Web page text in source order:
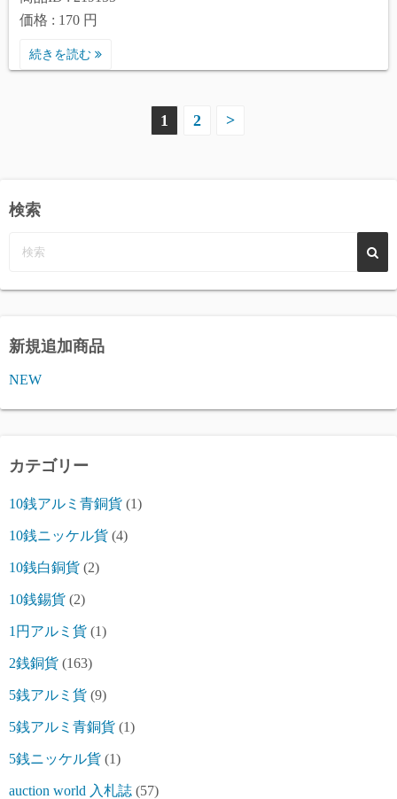
価格 : 170 円
続きを読む
ペ
ー
ジ
1 2 >
検索
新規追加商品
NEW
カテゴリー
10銭アルミ青銅貨 (1)
10銭ニッケル貨 (4)
10銭白銅貨 (2)
10銭錫貨 (2)
1円アルミ貨 (1)
2銭銅貨 (163)
5銭アルミ貨 (9)
5銭アルミ青銅貨 (1)
5銭ニッケル貨 (1)
auction world 入札誌 (57)